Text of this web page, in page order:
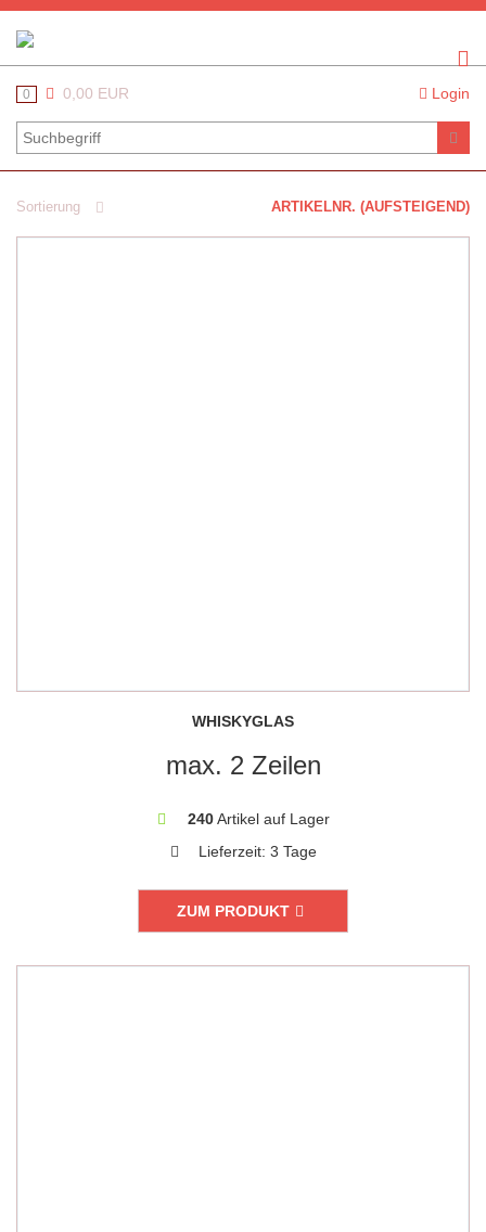
0 0,00 EUR Login
Sortierung ARTIKELNR. (AUFSTEIGEND)
WHISKYGLAS
max. 2 Zeilen
240Artikel auf Lager
Lieferzeit: 3 Tage
ZUM PRODUKT